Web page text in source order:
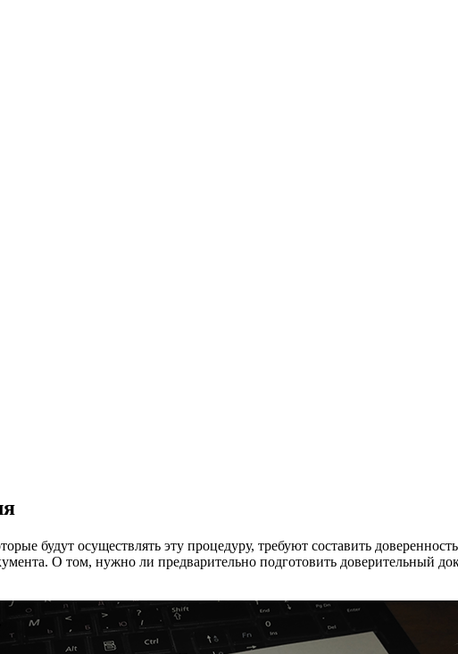
будут осуществлять эту процедуру, требуют составить
О том, нужно ли предварительно подготовить доверительный